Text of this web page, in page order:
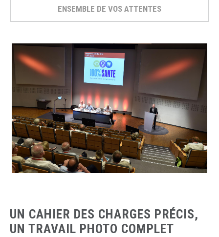
ENSEMBLE DE VOS ATTENTES
UN CAHIER DES CHARGES PRÉCIS,
UN TRAVAIL PHOTO COMPLET